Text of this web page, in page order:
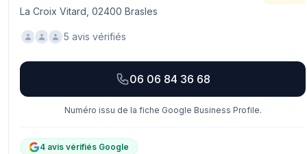
La Croix Vitard, 02400 Brasles
5 avis vérifiés
06 06 84 36 68
Numéro issu de la fiche Google Business Profile.
4 avis vérifiés Google